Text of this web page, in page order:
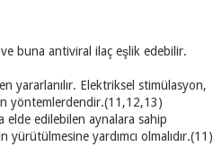
buna antiviral ilaç eşlik edebilir.
yararlanılır. Elektriksel stimülasyon,
yöntemlerdendir.(11,12,13)
elde edilebilen aynalara sahip
yardımcı olmalıdır.(11)